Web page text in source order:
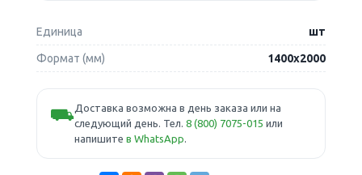
Единица шт
Формат (мм) 1400х2000
⛟Доставка возможна в день заказа или на
следующий день. Тел. 8 (800) 7075-015 или
напишите в WhatsApp.